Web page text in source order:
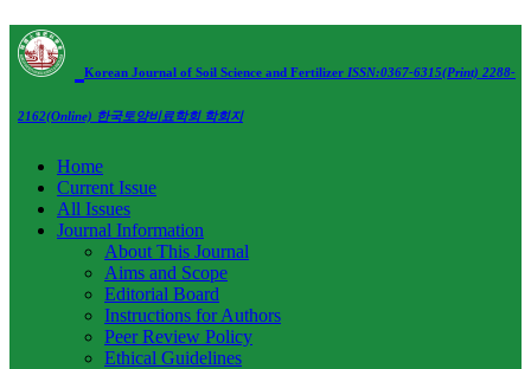
Korean Journal of Soil Science and Fertilizer ISSN:0367-6315(Print) 2288-
2162(Online) 한국토양비료학회 학회지
Home
Current Issue
All Issues
Journal Information
About This Journal
Aims and Scope
Editorial Board
Instructions for Authors
Peer Review Policy
Ethical Guidelines